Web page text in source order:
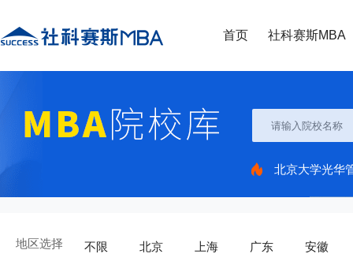
首页 社科赛斯MBA
北京大学光华
地区选择 不限 北京 上海 广东 安徽